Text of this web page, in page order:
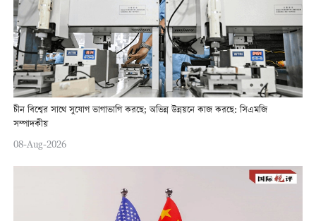
চীন বিশ্বের সাথে সুযোগ ভাগাভাগি করছে; অভিন্ন উন্নয়নে কাজ করছে: সিএমজি
সম্পাদকীয়
08-Aug-2026